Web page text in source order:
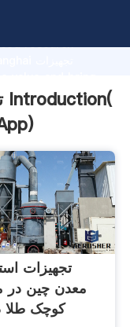
research
تجهیزات استخراج طلا بریزبن Introduction(
)
تجهیزات
معدن چین در
کوچک طلا